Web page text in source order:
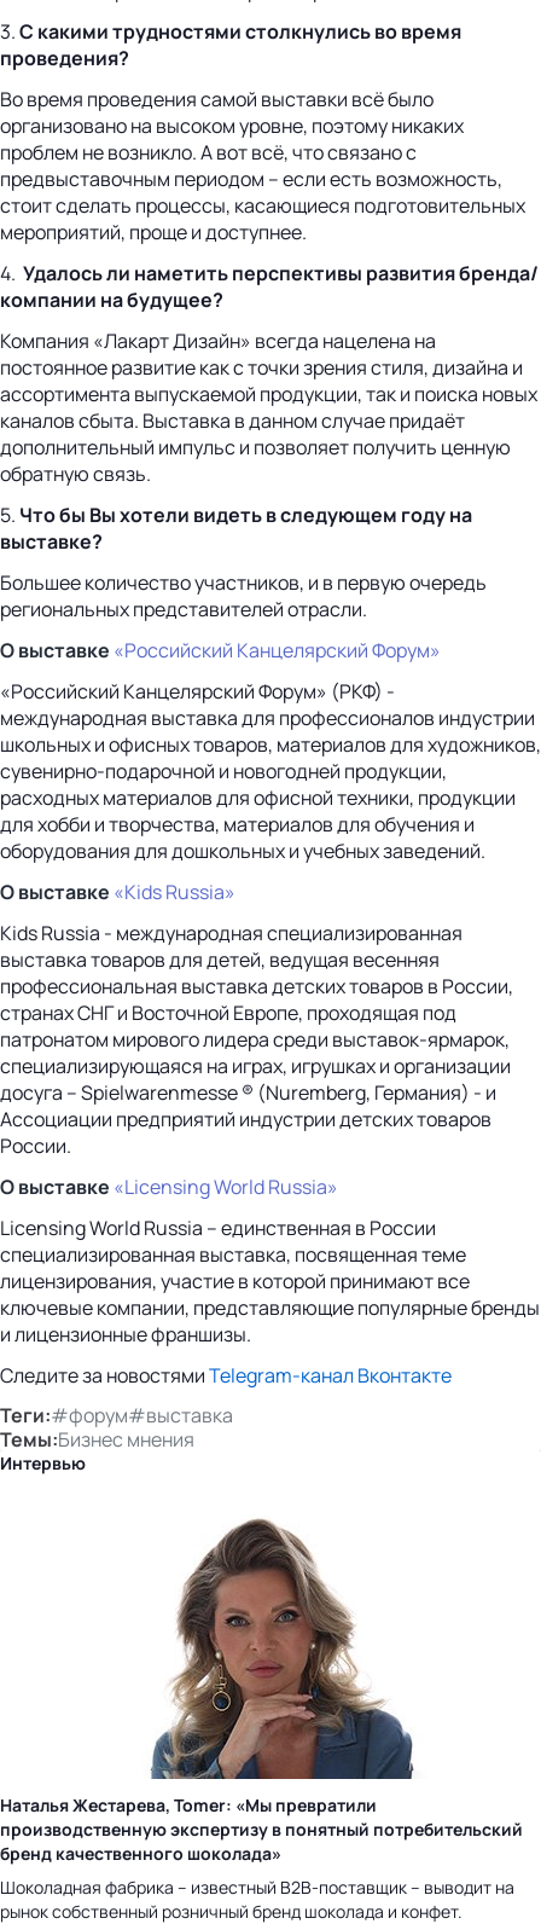
3.С какими трудностями столкнулись во время
проведения?
Во время проведения самой выставки всё было
организовано на высоком уровне, поэтому никаких
проблем не возникло. А вот всё, что связано с
предвыставочным периодом – если есть возможность,
стоит сделать процессы, касающиеся подготовительных
мероприятий, проще и доступнее.
4. Удалось ли наметить перспективы развития бренда/
компании на будущее?
Компания «Лакарт Дизайн» всегда нацелена на
постоянное развитие как с точки зрения стиля, дизайна и
ассортимента выпускаемой продукции, так и поиска новых
каналов сбыта. Выставка в данном случае придаёт
дополнительный импульс и позволяет получить ценную
обратную связь.
5. Что бы Вы хотели видеть в следующем году на
выставке?
Большее количество участников, и в первую очередь
региональных представителей отрасли.
О выставке «Российский Канцелярский Форум»
«Российский Канцелярский Форум» (РКФ) -
международная выставка для профессионалов индустрии
школьных и офисных товаров, материалов для художников,
сувенирно-подарочной и новогодней продукции,
расходных материалов для офисной техники, продукции
для хобби и творчества, материалов для обучения и
оборудования для дошкольных и учебных заведений.
О выставке «Kids Russia»
Kids Russia - международная специализированная
выставка товаров для детей, ведущая весенняя
профессиональная выставка детских товаров в России,
странах СНГ и Восточной Европе, проходящая под
патронатом мирового лидера среди выставок-ярмарок,
специализирующаяся на играх, игрушках и организации
досуга – Spielwarenmesse ® (Nuremberg, Германия) - и
Ассоциации предприятий индустрии детских товаров
России.
О выставке «Licensing World Russia»
Licensing World Russia – единственная в России
специализированная выставка, посвященная теме
лицензирования, участие в которой принимают все
ключевые компании, представляющие популярные бренды
и лицензионные франшизы.
Следите за новостямиTelegram-каналВконтакте
Теги:#форум#выставка
Темы:Бизнес мнения
Интервью
Наталья Жестарева, Tomer: «Мы превратили
производственную экспертизу в понятный потребительский
бренд качественного шоколада»
Шоколадная фабрика – известный B2B-поставщик – выводит на
рынок собственный розничный бренд шоколада и конфет.